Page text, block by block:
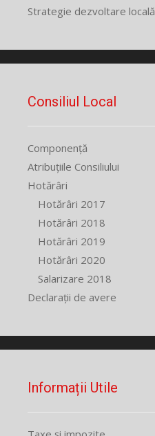
Strategie dezvoltare locală
Consiliul Local
Componență
Atribuțiile Consiliului
Hotărâri
Hotărâri 2017
Hotărâri 2018
Hotărâri 2019
Hotărâri 2020
Salarizare 2018
Declarații de avere
Informații Utile